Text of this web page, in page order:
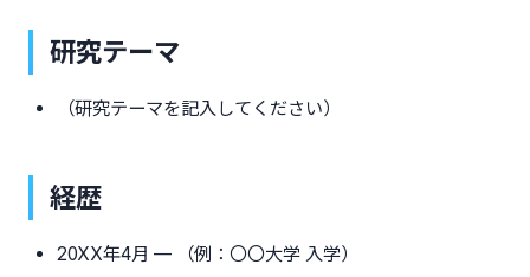
研究テーマ
（研究テーマを記入してください）
経歴
20XX年4月 — （例：〇〇大学 入学）